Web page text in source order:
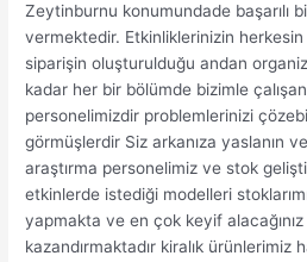
Zeytinburnu konumundade başarılı
vermektedir. Etkinliklerinizin
siparişin oluşturulduğu andan
kadar her bir bölümde bizimle
personelimizdir problemlerinizi
görmüşlerdir Siz arkanıza yaslanın ve
araştırma personelimiz ve stok
etkinlerde istediği modelleri
yapmakta ve en çok keyif
kazandırmaktadır kiralık ürünlerimiz